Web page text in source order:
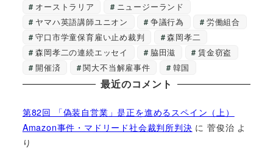
オーストラリア
ニュージーランド
ヤマハ英語講師ユニオン
争議行為
労働組合
守口市学童保育雇い止め裁判
森岡孝二
森岡孝二の連続エッセイ
脇田滋
賃金窃盗
開催済
関大不当解雇事件 韓国
最近のコメント
第82回 「偽装自営業」是正を進めるスペイン（上）
Amazon事件・マドリード社会裁判所判決 に菅俊治 よ
り